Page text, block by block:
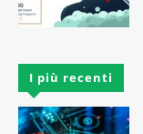
I più recenti